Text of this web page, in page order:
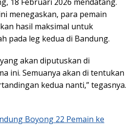
menegaskan, para pemain
hasil maksimal untuk
pada leg kedua di Bandung.
akan diputuskan di
ini. Semuanya akan di tentukan
kedua nanti,” tegasnya.
Boyong 22 Pemain ke